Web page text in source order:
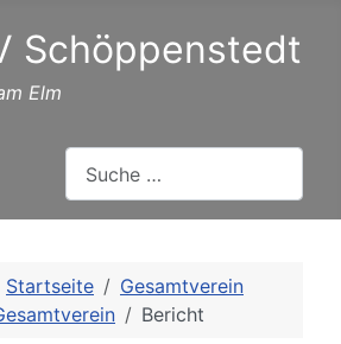
Schöppenstedt
Elm
Startseite
Gesamtverein
Bericht